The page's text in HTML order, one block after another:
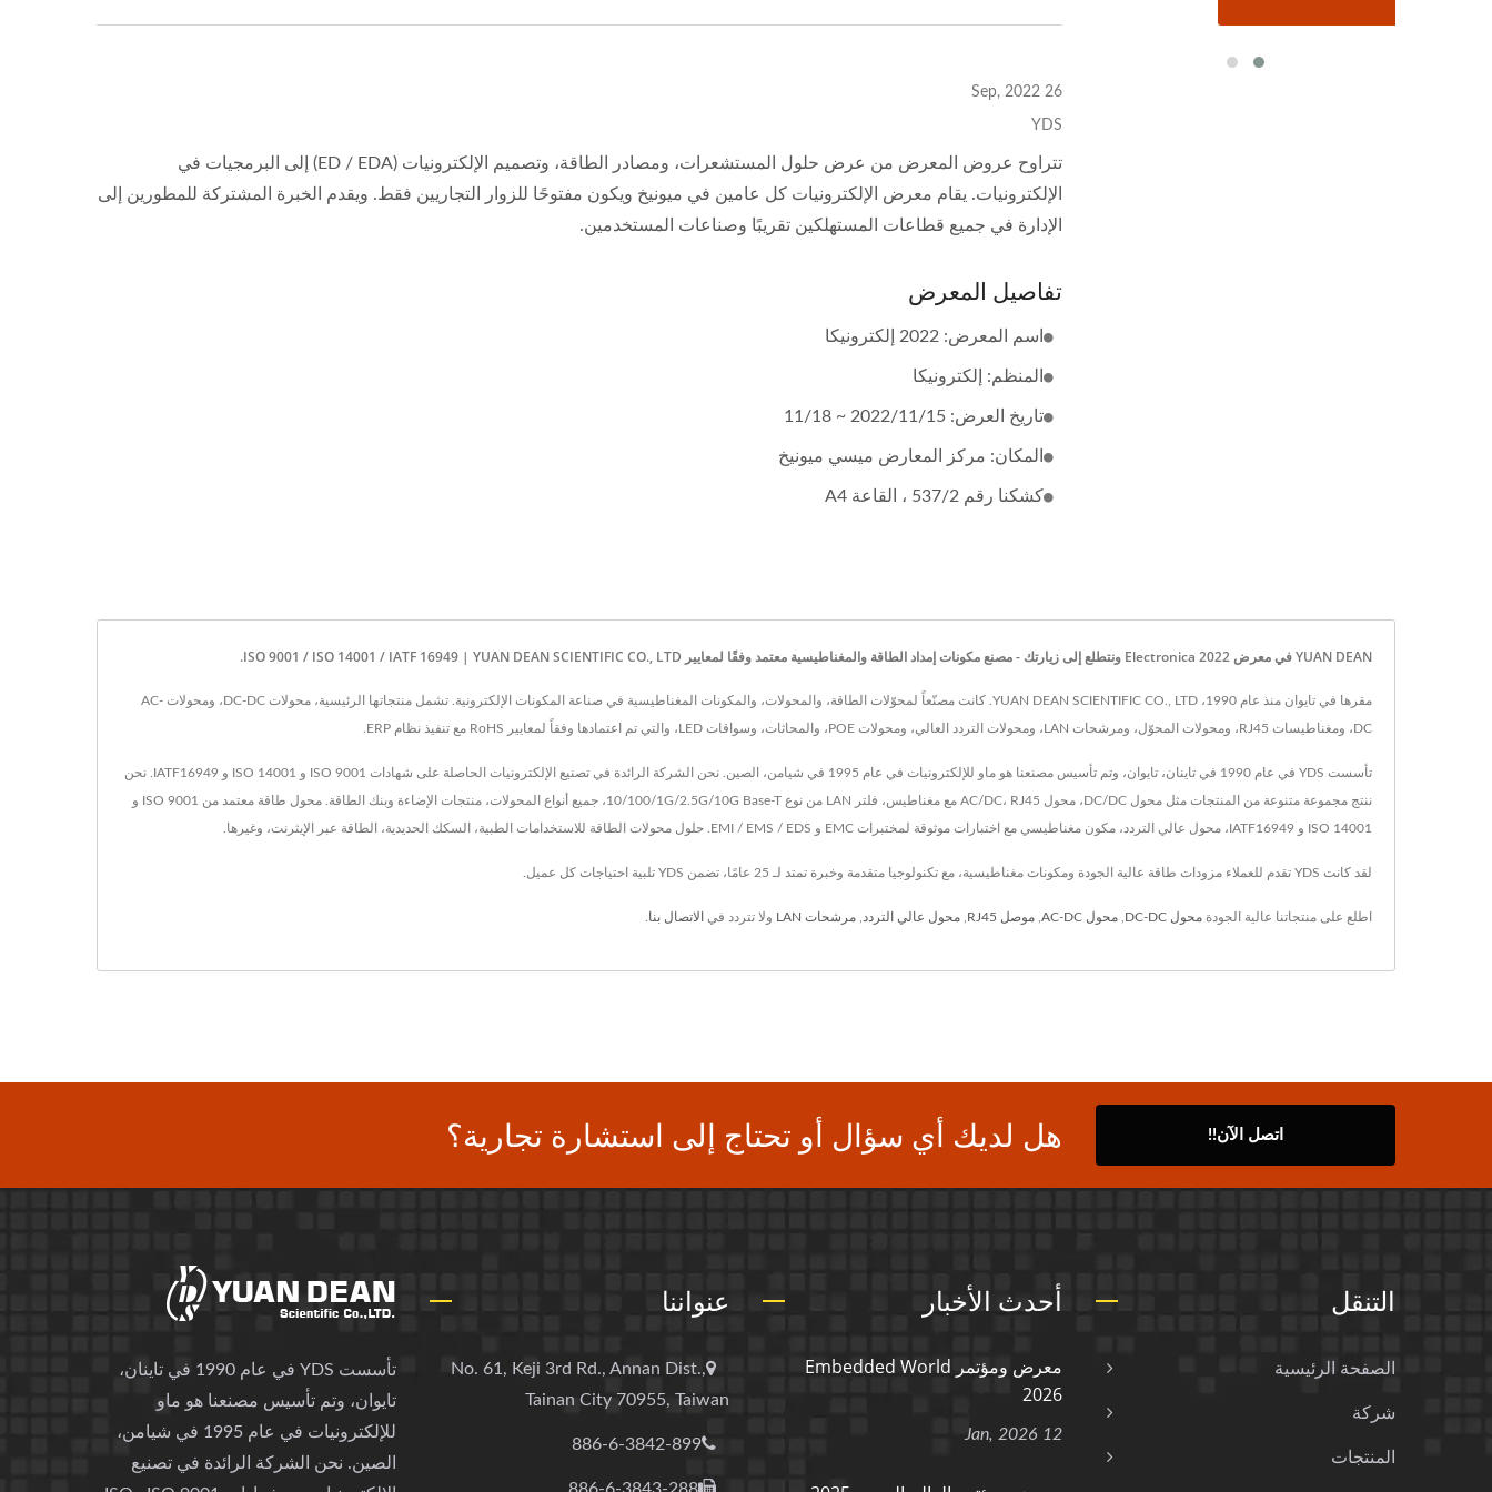
26 Sep, 2022
YDS
تتراوح عروض المعرض من عرض حلول المستشعرات، ومصادر الطاقة، وتصميم الإلكترونيات (ED / EDA) إلى البرمجيات في
الإلكترونيات. يقام معرض الإلكترونيات كل عامين في ميونيخ ويكون مفتوحًا للزوار التجاريين فقط. ويقدم الخبرة المشتركة للمطورين إلى
الإدارة في جميع قطاعات المستهلكين تقريبًا وصناعات المستخدمين.
تفاصيل المعرض
اسم المعرض: 2022 إلكترونيكا
المنظم: إلكترونيكا
تاريخ العرض: 2022/11/15 ~ 11/18
المكان: مركز المعارض ميسي ميونيخ
كشكنا رقم 537/2 ، القاعة A4
YUAN DEAN في معرض 2022 Electronica ونتطلع إلى زيارتك - مصنع مكونات إمداد الطاقة والمغناطيسية معتمد وفقًا لمعايير ISO 9001 / ISO 14001 / IATF 16949 | YUAN DEAN SCIENTIFIC CO., LTD.
مقرها في تايوان منذ عام 1990، YUAN DEAN SCIENTIFIC CO., LTD. كانت مصنّعاً لمحوّلات الطاقة، والمحولات، والمكونات المغناطيسية في صناعة المكونات الإلكترونية. تشمل منتجاتها الرئيسية، محولات DC-DC، ومحولات AC-
DC، ومغناطيسات RJ45، ومحولات المحوّل، ومرشحات LAN، ومحولات التردد العالي، ومحولات POE، والمحاثات، وسواقات LED، والتي تم اعتمادها وفقاً لمعايير RoHS مع تنفيذ نظام ERP.
تأسست YDS في عام 1990 في تاينان، تايوان، وتم تأسيس مصنعنا هو ماو للإلكترونيات في عام 1995 في شيامن، الصين. نحن الشركة الرائدة في تصنيع الإلكترونيات الحاصلة على شهادات ISO 9001 و ISO 14001 و IATF16949. نحن
ننتج مجموعة متنوعة من المنتجات مثل محول DC/DC، محول AC/DC، RJ45 مع مغناطيس، فلتر LAN من نوع 10/100/1G/2.5G/10G Base-T، جميع أنواع المحولات، منتجات الإضاءة وبنك الطاقة. محول طاقة معتمد من ISO 9001 و
ISO 14001 و IATF16949، محول عالي التردد، مكون مغناطيسي مع اختبارات موثوقة لمختبرات EMC و EMI / EMS / EDS. حلول محولات الطاقة للاستخدامات الطبية، السكك الحديدية، الطاقة عبر الإيثرنت، وغيرها.
لقد كانت YDS تقدم للعملاء مزودات طاقة عالية الجودة ومكونات مغناطيسية، مع تكنولوجيا متقدمة وخبرة تمتد لـ 25 عامًا، تضمن YDS تلبية احتياجات كل عميل.
اطلع على منتجاتنا عالية الجودة محول DC-DC محول AC-DC موصل RJ45 محول عالي التردد مرشحات LAN ولا تتردد في الاتصال بنا
هل لديك أي سؤال أو تحتاج إلى استشارة تجارية؟ اتصل الآن!!
تأسست YDS في عام 1990 في تاينان،
تايوان، وتم تأسيس مصنعنا هو ماو
للإلكترونيات في عام 1995 في شيامن،
الصين. نحن الشركة الرائدة في تصنيع
عنواننا
No. 61, Keji 3rd Rd., Annan Dist.,
Tainan City 70955, Taiwan
886-6-3842-899
أحدث الأخبار
معرض ومؤتمر Embedded World
2026
12 Jan, 2026
التنقل
الصفحة الرئيسية
شركة
المنتجات